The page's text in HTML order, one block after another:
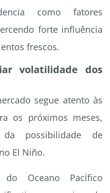
como fatores
forte influência
frescos.
volatilidade dos
segue atento às
os próximos meses,
da possibilidade de
El Niño.
Oceano Pacífico